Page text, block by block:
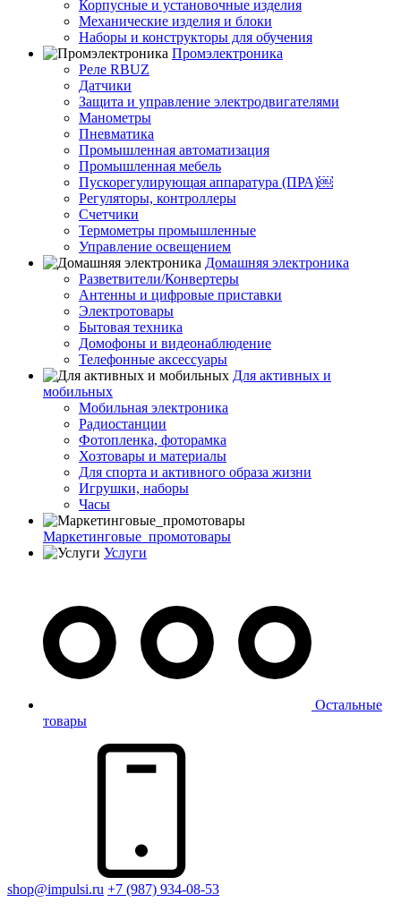
Корпусные и установочные изделия
Механические изделия и блоки
Наборы и конструкторы для обучения
Промэлектроника
Реле RBUZ
Датчики
Защита и управление электродвигателями
Манометры
Пневматика
Промышленная автоматизация
Промышленная мебель
Пускорегулирующая аппаратура (ПРА)￼
Регуляторы, контроллеры
Счетчики
Термометры промышленные
Управление освещением
Домашняя электроника
Разветвители/Конвертеры
Антенны и цифровые приставки
Электротовары
Бытовая техника
Домофоны и видеонаблюдение
Телефонные аксессуары
Для активных и
мобильных
Мобильная электроника
Радиостанции
Фотопленка, фоторамка
Хозтовары и материалы
Для спорта и активного образа жизни
Игрушки, наборы
Часы
Маркетинговые_промотовары
Услуги
Остальные
товары
shop@impulsi.ru +7 (987) 934-08-53